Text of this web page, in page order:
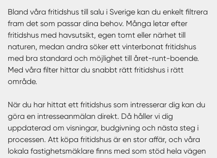
Bland våra fritidshus till salu i Sverige kan du enkelt filtrera
fram det som passar dina behov. Många letar efter
fritidshus med havsutsikt, egen tomt eller närhet till
naturen, medan andra söker ett vinterbonat fritidshus
med bra standard och möjlighet till året-runt-boende.
Med våra filter hittar du snabbt rätt fritidshus i rätt
område.
När du har hittat ett fritidshus som intresserar dig kan du
göra en intresseanmälan direkt. Då håller vi dig
uppdaterad om visningar, budgivning och nästa steg i
processen. Att köpa fritidshus är en stor affär, och våra
lokala fastighetsmäklare finns med som stöd hela vägen